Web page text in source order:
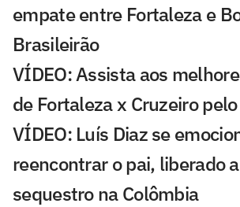
empate entre Fortaleza e
Brasileirão
VÍDEO: Assista aos
de Fortaleza x Cruzeiro
VÍDEO: Luís Diaz se
reencontrar o pai, liberado
sequestro na Colômbia